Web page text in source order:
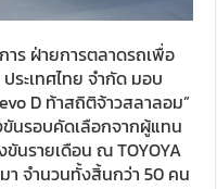
ร ฝ่ายการตลาดรถเพื่อ
ระเทศไทย จำกัด มอบ
D ท้าสถิติจ้าวสลาลอม”
ขันรอบคัดเลือกจากผู้แทน
ขันรายเดือน ณ TOYOYA
จำนวนทั้งสิ้นกว่า 50 คน